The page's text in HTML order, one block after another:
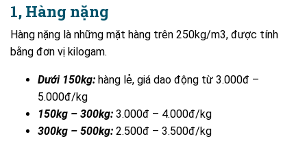
1, Hàng nặng
Hàng nặng là những mặt hàng trên 250kg/m3, được tính
bằng đơn vị kilogam.
Dưới 150kg: hàng lẻ, giá dao động từ 3.000đ –
5.000đ/kg
150kg – 300kg: 3.000đ – 4.000đ/kg
300kg – 500kg: 2.500đ – 3.500đ/kg